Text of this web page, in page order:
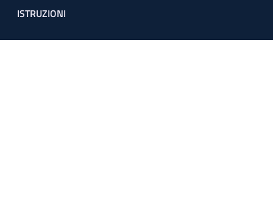
ISTRUZIONI